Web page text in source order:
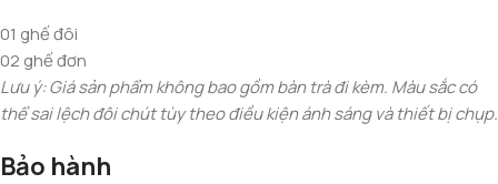
01 ghế đôi
02 ghế đơn
Lưu ý: Giá sản phẩm không bao gồm bàn trà đi kèm. Màu sắc có
thể sai lệch đôi chút tùy theo điều kiện ánh sáng và thiết bị chụp.
Bảo hành